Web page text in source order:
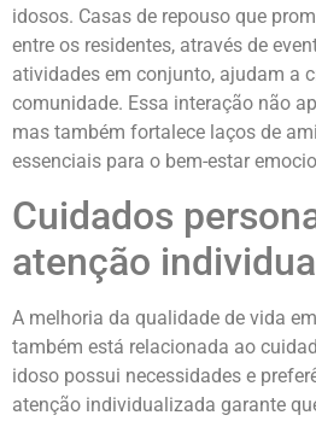
idosos. Casas de repouso que
entre os residentes, através de
atividades em conjunto, ajudam a
comunidade. Essa interação não
mas também fortalece laços de
essenciais para o bem-estar
Cuidados
atenção
A melhoria da qualidade de vida
também está relacionada ao
idoso possui necessidades e
atenção individualizada garante